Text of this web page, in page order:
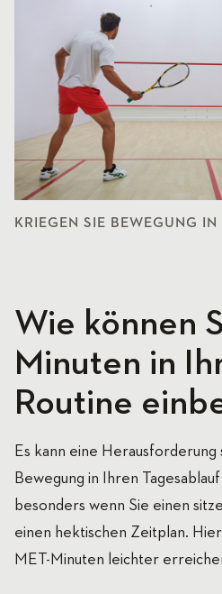
KRIEGEN SIE BEWEGUNG
Wie können
Minuten in
Routine
Es kann eine Herausforderung
Bewegung in Ihren
besonders wenn Sie einen
einen hektischen Zeitplan.
MET-Minuten leichter